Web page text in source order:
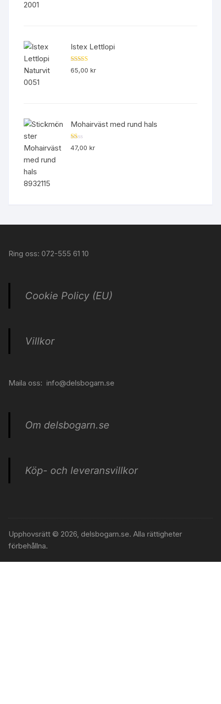
Istex Lettlopi
Betygsatt
4.50av 5
65,00kr
Mohairväst med rund hals
B
et
47,00kr
Ring oss: 072-555 61 10
Cookie Policy (EU)
Villkor
Maila oss:info@delsbogarn.se
Om delsbogarn.se
Köp- och leveransvillkor
Upphovsrätt © 2026, delsbogarn.se. Alla rättigheter
förbehållna.